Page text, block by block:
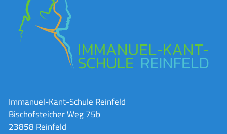
Immanuel-Kant-Schule Reinfeld
Bischofsteicher Weg 75b
23858 Reinfeld